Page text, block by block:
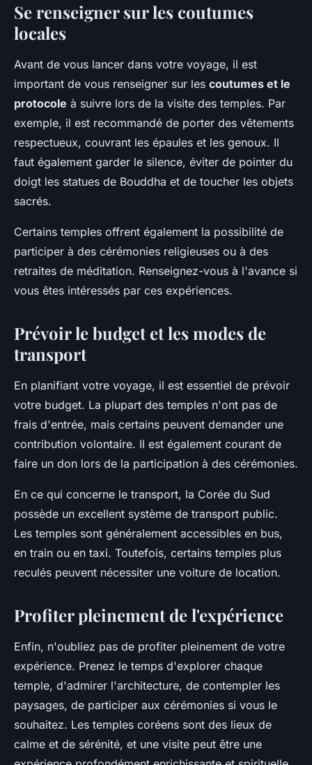
Se renseigner sur les coutumes
locales
Avant de vous lancer dans votre voyage, il est
important de vous renseigner sur les coutumes et le
protocole à suivre lors de la visite des temples. Par
exemple, il est recommandé de porter des vêtements
respectueux, couvrant les épaules et les genoux. Il
faut également garder le silence, éviter de pointer du
doigt les statues de Bouddha et de toucher les objets
sacrés.
Certains temples offrent également la possibilité de
participer à des cérémonies religieuses ou à des
retraites de méditation. Renseignez-vous à l'avance si
vous êtes intéressés par ces expériences.
Prévoir le budget et les modes de
transport
En planifiant votre voyage, il est essentiel de prévoir
votre budget. La plupart des temples n'ont pas de
frais d'entrée, mais certains peuvent demander une
contribution volontaire. Il est également courant de
faire un don lors de la participation à des cérémonies.
En ce qui concerne le transport, la Corée du Sud
possède un excellent système de transport public.
Les temples sont généralement accessibles en bus,
en train ou en taxi. Toutefois, certains temples plus
reculés peuvent nécessiter une voiture de location.
Profiter pleinement de l'expérience
Enfin, n'oubliez pas de profiter pleinement de votre
expérience. Prenez le temps d'explorer chaque
temple, d'admirer l'architecture, de contempler les
paysages, de participer aux cérémonies si vous le
souhaitez. Les temples coréens sont des lieux de
calme et de sérénité, et une visite peut être une